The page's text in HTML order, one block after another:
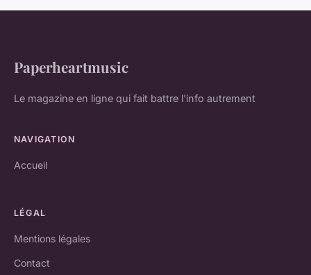
Paperheartmusic
Le magazine en ligne qui fait battre l'info autrement
NAVIGATION
Accueil
LÉGAL
Mentions légales
Contact